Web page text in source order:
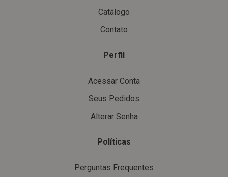
Catálogo
Contato
Perfil
Acessar Conta
Seus Pedidos
Alterar Senha
Políticas
Perguntas Frequentes